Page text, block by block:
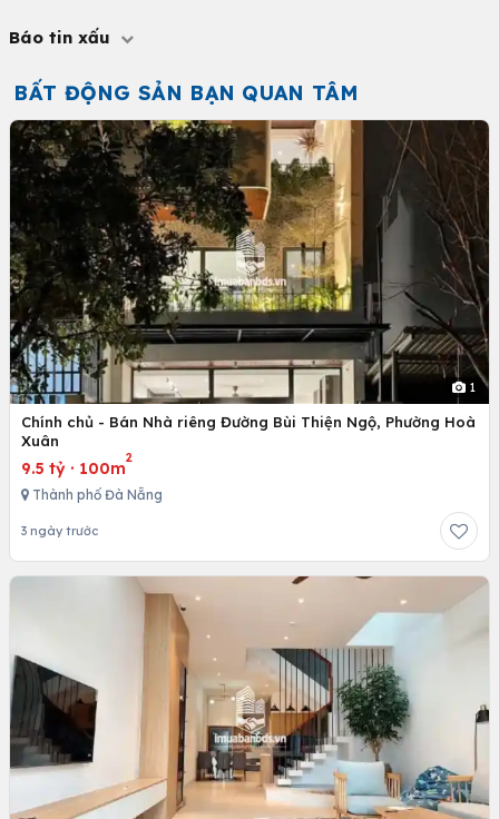
Báo tin xấu
BẤT ĐỘNG SẢN BẠN QUAN TÂM
1
Chính chủ - Bán Nhà riêng Đường Bùi Thiện Ngộ, Phường Hoà
Xuân
9.5 tỷ · 100m
2
Thành phố Đà Nẵng
3 ngày trước